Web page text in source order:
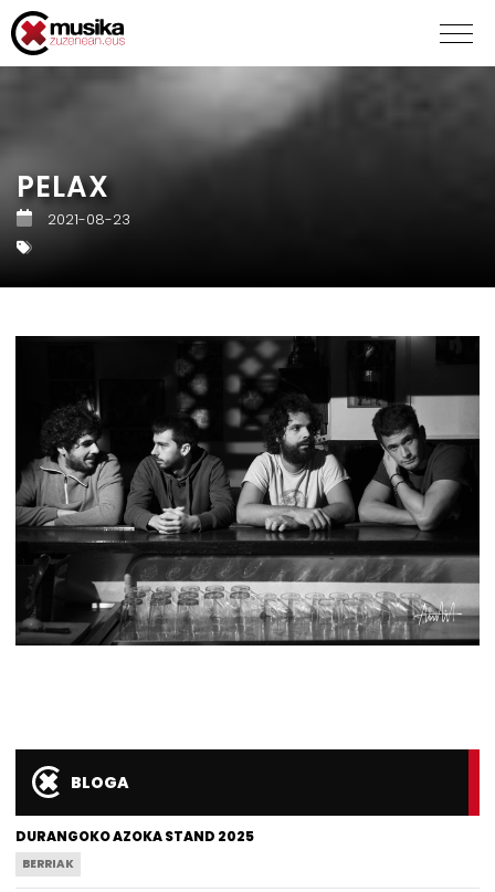
PELAX
2021-08-23
BLOGA
DURANGOKO AZOKA STAND 2025
BERRIAK